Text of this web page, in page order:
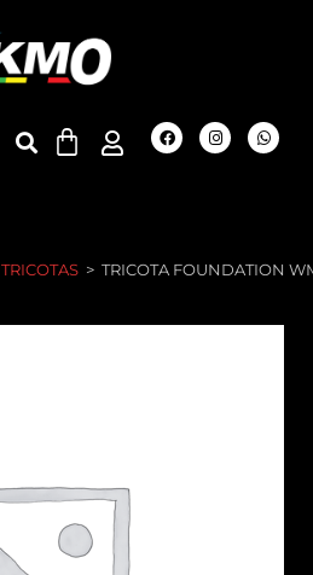
TRICOTAS > TRICOTA FOUNDATION